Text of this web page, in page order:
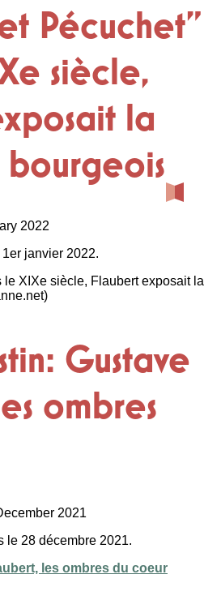
Pécuchet"
siècle,
la
2022
janvier 2022.
XIXe siècle, Flaubert exposait la
Gustave
ombres
2021
le 28 décembre 2021.
les ombres du coeur